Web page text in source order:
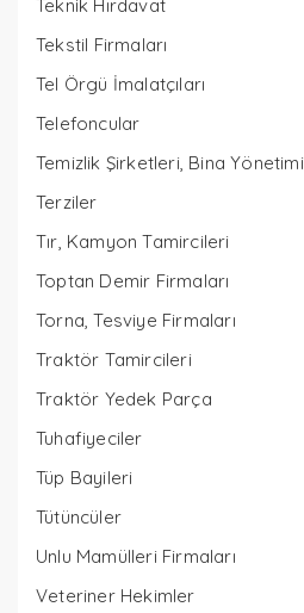
Teknik Hırdavat
Tekstil Firmaları
Tel Örgü İmalatçıları
Telefoncular
Temizlik Şirketleri, Bina Yönetimi
Terziler
Tır, Kamyon Tamircileri
Toptan Demir Firmaları
Torna, Tesviye Firmaları
Traktör Tamircileri
Traktör Yedek Parça
Tuhafiyeciler
Tüp Bayileri
Tütüncüler
Unlu Mamülleri Firmaları
Veteriner Hekimler